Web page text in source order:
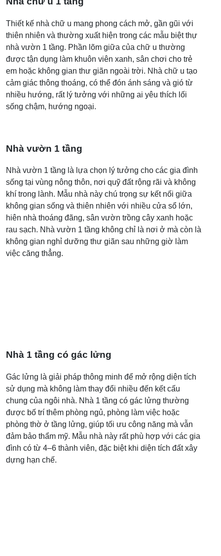
Thiết kế nhà chữ u mang phong cách mở, gần gũi với
thiên nhiên và thường xuất hiện trong các mẫu biệt thự
nhà vườn 1 tầng. Phần lõm giữa của chữ u thường
được tận dụng làm khuôn viên xanh, sân chơi cho trẻ
em hoặc không gian thư giãn ngoài trời. Nhà chữ u tạo
cảm giác thông thoáng, có thể đón ánh sáng và gió từ
nhiều hướng, rất lý tưởng với những ai yêu thích lối
sống chậm, hướng ngoại.
Nhà vườn 1 tầng
Nhà vườn 1 tầng là lựa chọn lý tưởng cho các gia đình
sống tại vùng nông thôn, nơi quỹ đất rộng rãi và không
khí trong lành. Mẫu nhà này chú trọng sự kết nối giữa
không gian sống và thiên nhiên với nhiều cửa sổ lớn,
hiên nhà thoáng đãng, sân vườn trồng cây xanh hoặc
rau sạch. Nhà vườn 1 tầng không chỉ là nơi ở mà còn là
không gian nghỉ dưỡng thư giãn sau những giờ làm
việc căng thẳng.
Nhà 1 tầng có gác lửng
Gác lửng là giải pháp thông minh để mở rộng diện tích
sử dụng mà không làm thay đổi nhiều đến kết cấu
chung của ngôi nhà. Nhà 1 tầng có gác lửng thường
được bố trí thêm phòng ngủ, phòng làm việc hoặc
phòng thờ ở tầng lửng, giúp tối ưu công năng mà vẫn
đảm bảo thẩm mỹ. Mẫu nhà này rất phù hợp với các gia
đình có từ 4–6 thành viên, đặc biệt khi diện tích đất xây
dựng hạn chế.